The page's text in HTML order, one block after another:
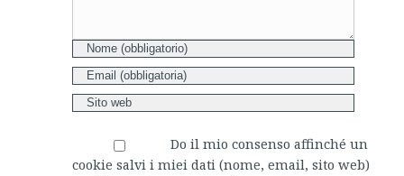
Do il mio consenso affinché un
cookie salvi i miei dati (nome, email, sito web)